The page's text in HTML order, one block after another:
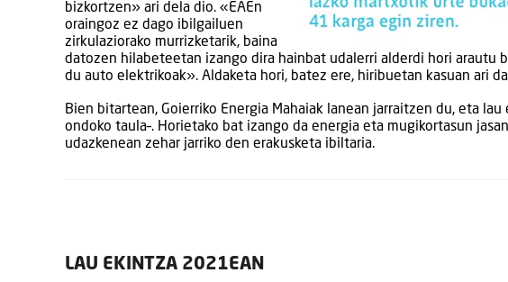
bizkortzen» ari dela dio. «EAEn
oraingoz ez dago ibilgailuen
zirkulaziorako murrizketarik, baina
datozen hilabeteetan izango dira hainbat udalerri alderdi hori arautu
du auto elektrikoak». Aldaketa hori, batez ere, hiribuetan kasuan ari
Bien bitartean, Goierriko Energia Mahaiak lanean jarraitzen du, eta
ondoko taula–. Horietako bat izango da energia eta mugikortasun
udazkenean zehar jarriko den erakusketa ibiltaria.
LAU EKINTZA 2021EAN